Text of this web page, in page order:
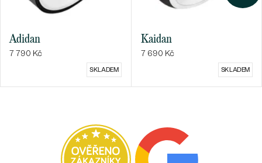
Adidan
7 790 Kč
SKLADEM
Kaidan
7 690 Kč
SKLADEM